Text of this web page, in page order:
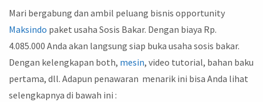
Mari bergabung dan ambil peluang bisnis opportunity
Maksindo paket usaha Sosis Bakar. Dengan biaya Rp.
4.085.000 Anda akan langsung siap buka usaha sosis bakar.
Dengan kelengkapan both, mesin, video tutorial, bahan baku
pertama, dll. Adapun penawaran menarik ini bisa Anda lihat
selengkapnya di bawah ini :